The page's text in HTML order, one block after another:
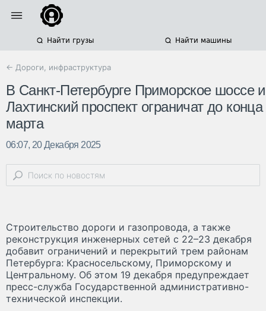
Найти грузы Найти машины
← Дороги, инфраструктура
В Санкт-Петербурге Приморское шоссе и
Лахтинский проспект ограничат до конца
марта
06:07, 20 Декабря 2025
Строительство дороги и газопровода, а также
реконструкция инженерных сетей с 22–23 декабря
добавит ограничений и перекрытий трем районам
Петербурга: Красносельскому, Приморскому и
Центральному. Об этом 19 декабря предупреждает
пресс-служба Государственной административно-
технической инспекции.